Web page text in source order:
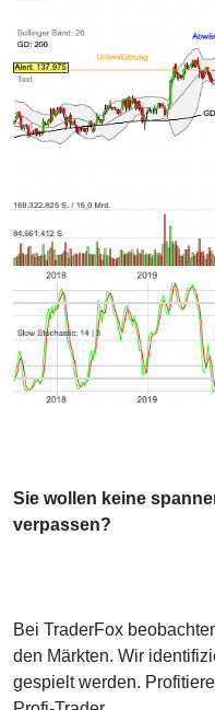
Sie wollen keine
verpassen?
Bei TraderFox
den Märkten. Wir
gespielt werden.